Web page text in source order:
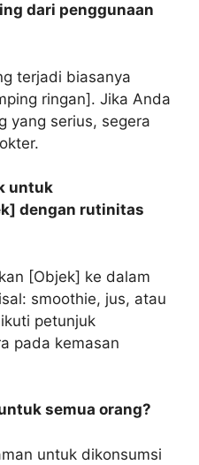
dari penggunaan
terjadi biasanya
ringan]. Jika Anda
yang serius, segera
untuk
dengan rutinitas
[Objek] ke dalam
smoothie, jus, atau
petunjuk
pada kemasan
semua orang?
untuk dikonsumsi